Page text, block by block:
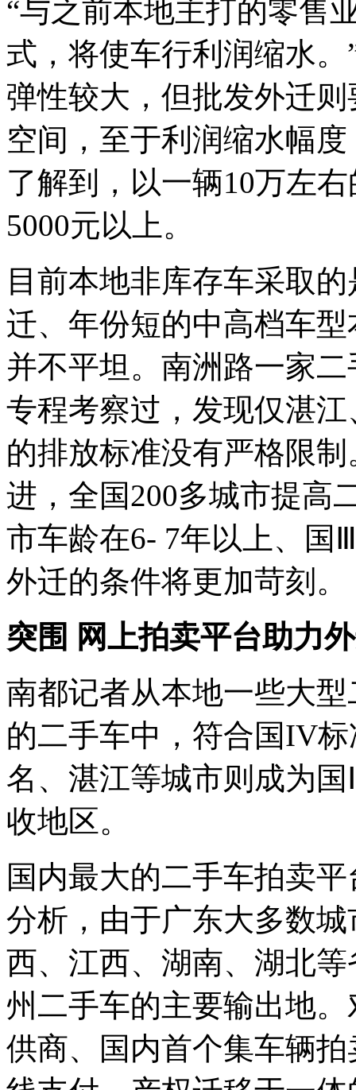
“与之前本地主打的零售
式，将使车行利润缩水
弹性较大，但批发外迁
空间，至于利润缩水幅
了解到，以一辆10万左
5000元以上。
目前本地非库存车采取
迁、年份短的中高档车
并不平坦。南洲路一家
专程考察过，发现仅湛
的排放标准没有严格限
进，全国200多城市提高
市车龄在6- 7年以上、国
外迁的条件将更加苛刻。
突围 网上拍卖平台助力
南都记者从本地一些大
的二手车中，符合国IV
名、湛江等城市则成为
收地区。
国内最大的二手车拍卖
分析，由于广东大多数
西、江西、湖南、湖北
州二手车的主要输出地
供商、国内首个集车辆